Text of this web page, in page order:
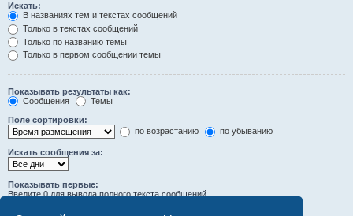
Искать:
В названиях тем и текстах сообщений
Только в текстах сообщений
Только по названию темы
Только в первом сообщении темы
Показывать результаты как:
Сообщения
Темы
Поле сортировки:
по возрастанию
по убыванию
Искать сообщения за:
Показывать первые:
Введите 0 для вывода полного текста сообщений.